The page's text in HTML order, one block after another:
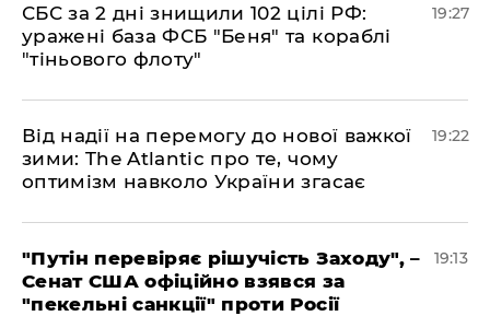
​СБС за 2 дні знищили 102 цілі РФ:
уражені база ФСБ "Беня" та кораблі
"тіньового флоту"
19:27
​Від надії на перемогу до нової важкої
зими: The Atlantic про те, чому
оптимізм навколо України згасає
19:22
​"Путін перевіряє рішучість Заходу", –
Сенат США офіційно взявся за
"пекельні санкції" проти Росії
19:13